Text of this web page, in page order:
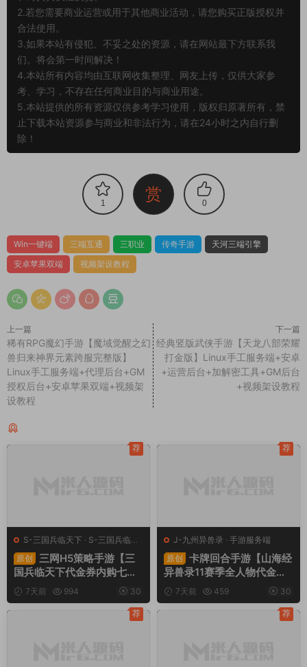
2.若您需要商业运营或用于其他商业活动，请您购买正版授权并
合法使用。
3.如果本站有侵犯、不妥之处的资源，请在网站最下方联系我
们。将会第一时间解决！
4.本站所有内容均由互联网收集整理、网友上传，仅供大家参
考、学习，不存在任何商业目的与商业用途。
5.本站提供的所有资源仅供参考学习使用，版权归原著所有，禁
止下载本站资源参与商业和非法行为，请在24小时之内自行删
除！
1 赏 0
Win一键端 三端互通 三职业 传奇手游
天河三端引擎
安卓苹果双端
视频架设教程
上一篇
稀有RPG魔幻手游【魔域觉醒之幻
兽归来神界元素跨服完整版】
Linux手工服务端+代理后台+GM
授权后台+安卓苹果双端+视频架
设教程
下一篇
经典竖版武侠手游【天龙八部荣耀
打金版】Linux手工服务端+安卓
+运营后台+加解密工具+GM后台
+视频架设教程
S-三国兵临天下 · S-三国兵临天
下· 手游服务端· 页游服务端
原创
三网H5策略手游【三
国兵临天下代金券内购七合
修复版】Linux手工服务端
+管理后台+GM授权后台
+简易安卓客户端+视频架设
7天前 994 30
荐
J-九州异兽录 · 手游服务端
原创
卡牌回合手游【山海经
异兽录11赛季全人物代金券
内购版】Win一键服务端+授
权GM后台+管理后台+热更
修改工具+安卓+视频架设教
7天前 459 30
荐
荐 荐